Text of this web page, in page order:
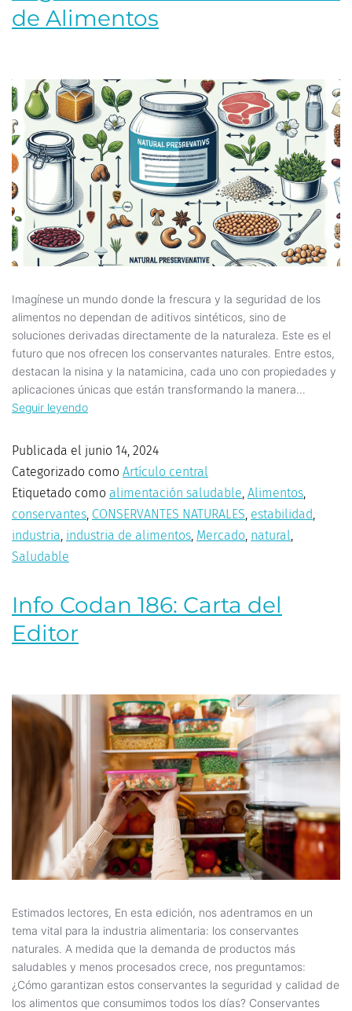
de Alimentos
Imagínese un mundo donde la frescura y la seguridad de los
alimentos no dependan de aditivos sintéticos, sino de
soluciones derivadas directamente de la naturaleza. Este es el
futuro que nos ofrecen los conservantes naturales. Entre estos,
destacan la nisina y la natamicina, cada uno con propiedades y
aplicaciones únicas que están transformando la manera…
Seguir leyendo
Publicada el junio 14, 2024
Categorizado como Artículo central
Etiquetado como alimentación saludable, Alimentos,
conservantes, CONSERVANTES NATURALES, estabilidad,
industria, industria de alimentos, Mercado, natural,
Saludable
Info Codan 186: Carta del
Editor
Estimados lectores, En esta edición, nos adentramos en un
tema vital para la industria alimentaria: los conservantes
naturales. A medida que la demanda de productos más
saludables y menos procesados crece, nos preguntamos:
¿Cómo garantizan estos conservantes la seguridad y calidad de
los alimentos que consumimos todos los días? Conservantes